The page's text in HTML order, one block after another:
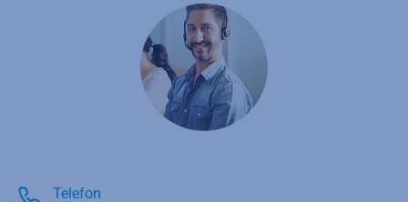
Telefon